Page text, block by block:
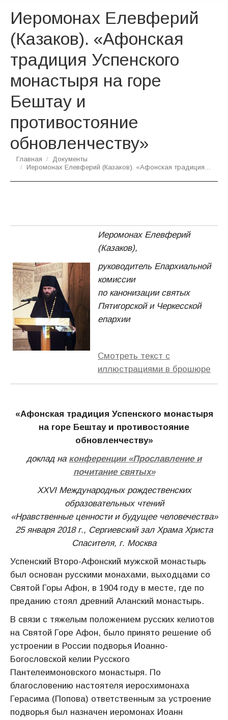
Иеромонах Елевферий
(Казаков). «Афонская
традиция Успенского
монастыря на горе
Бештау и
противостояние
обновленчеству»
Вы здесь:
Главная
Документы
Иеромонах Елевферий (Казаков). «Афонская традиция…
Иеромонах Елевферий
(Казаков),
руководитель Епархиальной
комиссии
по канонизации святых
Пятигорской и Черкесской
епархии
Смотреть текст с
иллюстрациями в брошюре
«Афонская традиция Успенского монастыря
на горе Бештау и противостояние
обновленчеству»
доклад на конференции «Прославление и
почитание святых»
XXVI Международных рождественских
образовательных чтений
«Нравственные ценности и будущее человечества»
25 января 2018 г., Сергиевский зал Храма Христа
Спасителя, г. Москва
Успенский Второ-Афонский мужской монастырь
был основан русскими монахами, выходцами со
Святой Горы Афон, в 1904 году в месте, где по
преданию стоял древний Аланский монастырь.
В связи с тяжелым положением русских келиотов
на Святой Горе Афон, было принято решение об
устроении в России подворья Иоанно-
Богословской келии Русского
Пантелеимоновского монастыря. По
благословению настоятеля иеросхимонаха
Герасима (Попова) ответственным за устроение
подворья был назначен иеромонах Иоанн